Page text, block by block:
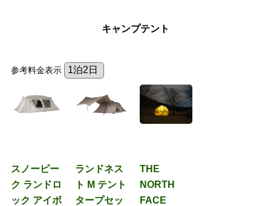
キャンプテント
参考料金表示
スノーピー
ク ランドロ
ック アイボ
ランドネス
ト M テント
タープセッ
THE
NORTH
FACE